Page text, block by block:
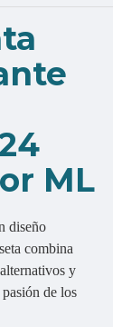
ML
diseño
combina
y
de los